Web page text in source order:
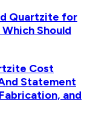
Quartzite for
Should
Cost
Statement
and